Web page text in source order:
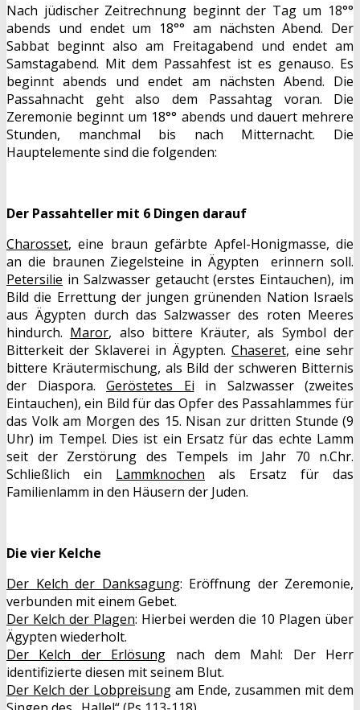
Nach jüdischer Zeitrechnung beginnt der Tag um 18°°
abends und endet um 18°° am nächsten Abend. Der
Sabbat beginnt also am Freitagabend und endet am
Samstagabend. Mit dem Passahfest ist es genauso. Es
beginnt abends und endet am nächsten Abend. Die
Passahnacht geht also dem Passahtag voran. Die
Zeremonie beginnt um 18°° abends und dauert mehrere
Stunden, manchmal bis nach Mitternacht. Die
Hauptelemente sind die folgenden:
Der Passahteller mit 6 Dingen darauf
Charosset, eine braun gefärbte Apfel-Honigmasse, die
an die braunen Ziegelsteine in Ägypten erinnern soll.
Petersilie in Salzwasser getaucht (erstes Eintauchen), im
Bild die Errettung der jungen grünenden Nation Israels
aus Ägypten durch das Salzwasser des roten Meeres
hindurch. Maror, also bittere Kräuter, als Symbol der
Bitterkeit der Sklaverei in Ägypten. Chaseret, eine sehr
bittere Kräutermischung, als Bild der schweren Bitternis
der Diaspora. Geröstetes Ei in Salzwasser (zweites
Eintauchen), ein Bild für das Opfer des Passahlammes für
das Volk am Morgen des 15. Nisan zur dritten Stunde (9
Uhr) im Tempel. Dies ist ein Ersatz für das echte Lamm
seit der Zerstörung des Tempels im Jahr 70 n.Chr.
Schließlich ein Lammknochen als Ersatz für das
Familienlamm in den Häusern der Juden.
Die vier Kelche
Der Kelch der Danksagung: Eröffnung der Zeremonie,
verbunden mit einem Gebet.
Der Kelch der Plagen: Hierbei werden die 10 Plagen über
Ägypten wiederholt.
Der Kelch der Erlösung nach dem Mahl: Der Herr
identifizierte diesen mit seinem Blut.
Der Kelch der Lobpreisung am Ende, zusammen mit dem